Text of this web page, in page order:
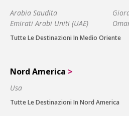
Arabia Saudita
Emirati Arabi Uniti (UAE)
Tutte Le Destinazioni In Medio Oriente
Nord America >
Usa
Tutte Le Destinazioni In Nord America